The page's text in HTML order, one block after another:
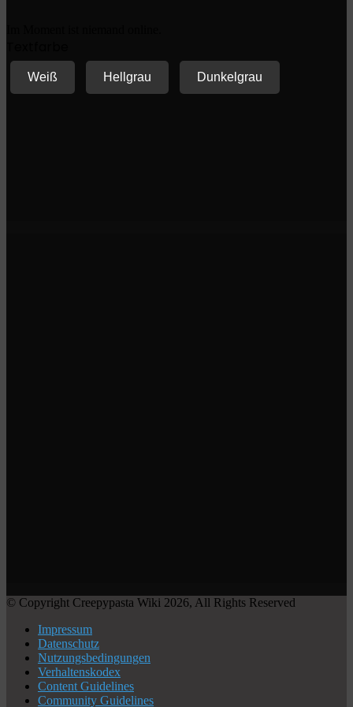
Weiß Hellgrau Dunkelgrau
© Copyright Creepypasta Wiki 2026, All Rights Reserved
Impressum
Datenschutz
Nutzungsbedingungen
Verhaltenskodex
Content Guidelines
Community Guidelines